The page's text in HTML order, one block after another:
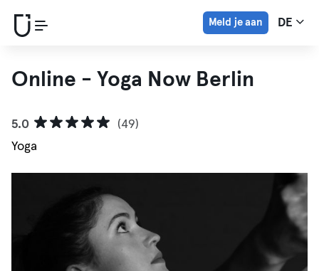
Meld je aan DE
Online - Yoga Now Berlin
5.0
(49)
Yoga